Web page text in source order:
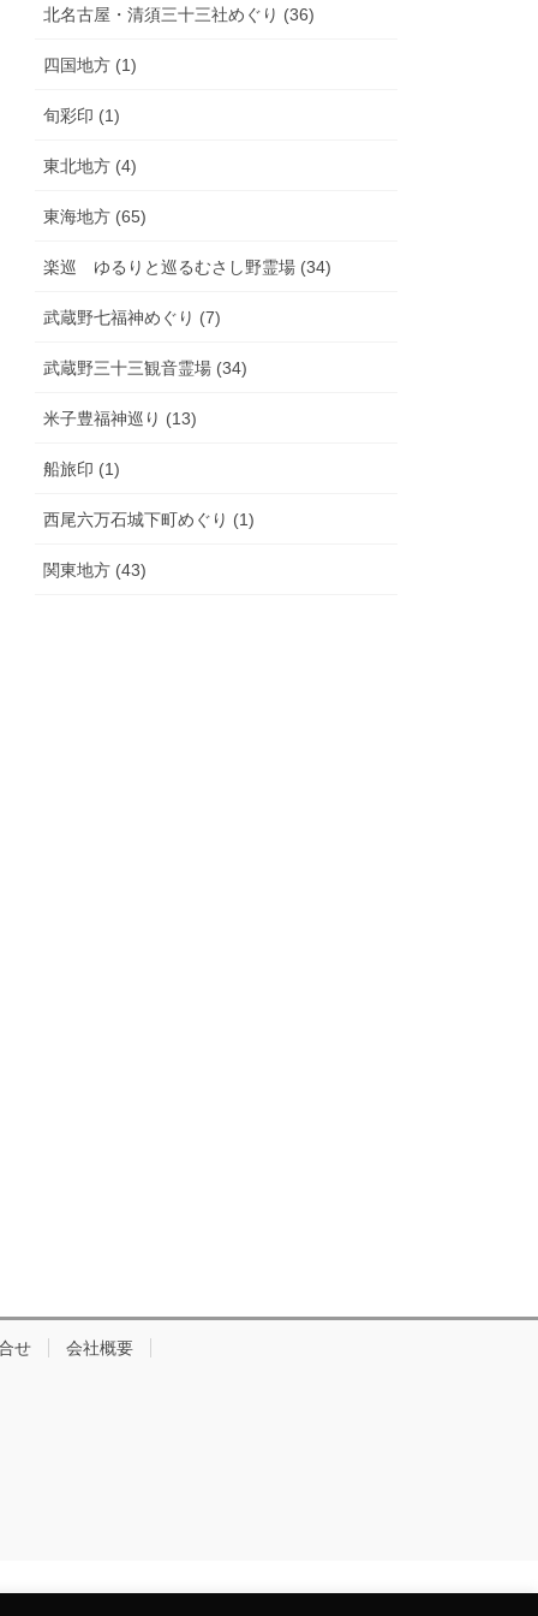
北名古屋・清須三十三社めぐり (36)
四国地方 (1)
旬彩印 (1)
東北地方 (4)
東海地方 (65)
楽巡 ゆるりと巡るむさし野霊場 (34)
武蔵野七福神めぐり (7)
武蔵野三十三観音霊場 (34)
米子豊福神巡り (13)
船旅印 (1)
西尾六万石城下町めぐり (1)
関東地方 (43)
せ 会社概要